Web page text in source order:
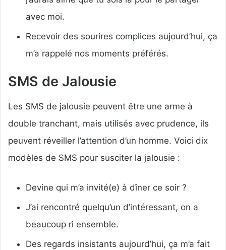
avec moi.
Recevoir des sourires complices aujourd’hui, ça
m’a rappelé nos moments préférés.
SMS de Jalousie
Les SMS de jalousie peuvent être une arme à
double tranchant, mais utilisés avec prudence, ils
peuvent réveiller l’attention d’un homme. Voici dix
modèles de SMS pour susciter la jalousie :
Devine qui m’a invité(e) à dîner ce soir ?
J’ai rencontré quelqu’un d’intéressant, on a
beaucoup ri ensemble.
Des regards insistants aujourd’hui, ça m’a fait